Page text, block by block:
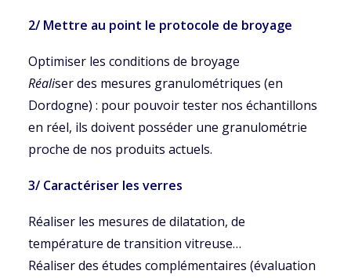
2/ Mettre au point le protocole de broyage
Optimiser les conditions de broyage
Réaliser des mesures granulométriques (en
Dordogne) : pour pouvoir tester nos échantillons
en réel, ils doivent posséder une granulométrie
proche de nos produits actuels.
3/ Caractériser les verres
Réaliser les mesures de dilatation, de
température de transition vitreuse…
Réaliser des études complémentaires (évaluation